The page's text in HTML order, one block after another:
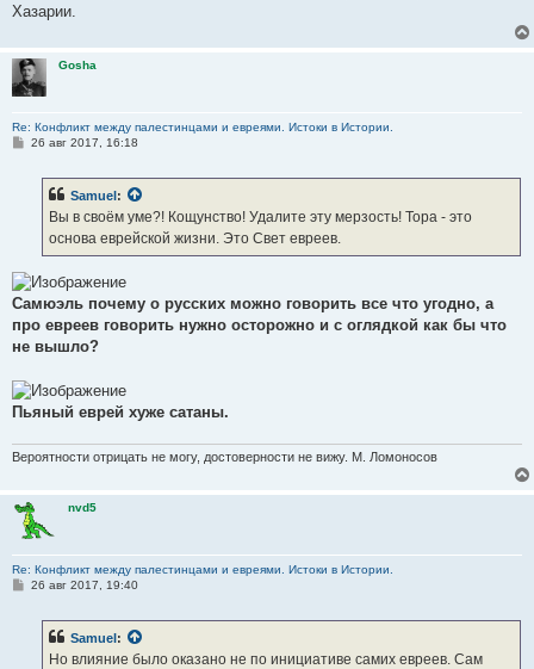
Хазарии.
Gosha
Re: Конфликт между палестинцами и евреями. Истоки в Истории.
С26 авг 2017, 16:18
Samuel :
Вы в своём уме?! Кощунство! Удалите эту мерзость! Тора - это
основа еврейской жизни. Это Свет евреев.
Самюэль почему о русских можно говорить все что угодно, а
про евреев говорить нужно осторожно и с оглядкой как бы что
не вышло?
Пьяный еврей хуже сатаны.
Вероятности отрицать не могу, достоверности не вижу. М. Ломоносов
nvd5
Re: Конфликт между палестинцами и евреями. Истоки в Истории.
С26 авг 2017, 19:40
Samuel:
Но влияние было оказано не по инициативе самих евреев. Сам